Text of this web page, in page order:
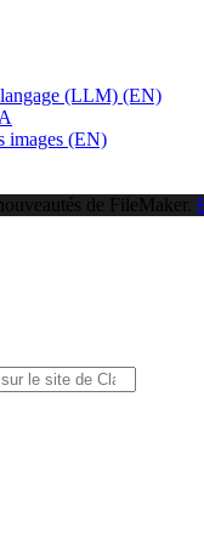
langage (LLM) (EN)
images (EN)
de FileMaker.